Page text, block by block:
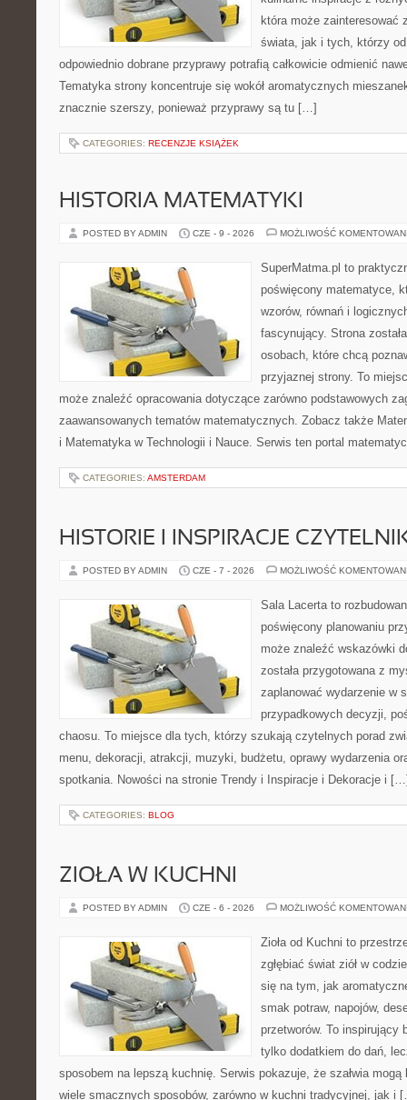
która może zainteresować
świata, jak i tych, którzy
odpowiednio dobrane przyprawy potrafią całkowicie odmienić
Tematyka strony koncentruje się wokół aromatycznych
znacznie szerszy, ponieważ przyprawy są tu […]
CATEGORIES: RECENZJE KSIĄŻEK
HISTORIA MATEMATYKI
POSTED BY ADMIN CZE - 9 - 2026 MOŻLIWOŚĆ
SuperMatma.pl to
poświęcony matematyce,
wzorów, równań i
fascynujący. Strona
osobach, które chcą
przyjaznej strony. To
może znaleźć opracowania dotyczące zarówno podstawowych
zaawansowanych tematów matematycznych. Zobacz także
i Matematyka w Technologii i Nauce. Serwis ten portal
CATEGORIES: AMSTERDAM
HISTORIE I INSPIRACJE
POSTED BY ADMIN CZE - 7 - 2026 MOŻLIWOŚĆ
Sala Lacerta to
poświęcony planowaniu
może znaleźć wskazówki
została przygotowana z
zaplanować wydarzenie w
przypadkowych decyzji,
chaosu. To miejsce dla tych, którzy szukają czytelnych porad
menu, dekoracji, atrakcji, muzyki, budżetu, oprawy wydarzenia
spotkania. Nowości na stronie Trendy i Inspiracje i Dekoracje i
CATEGORIES: BLOG
ZIOŁA W KUCHNI
POSTED BY ADMIN CZE - 6 - 2026 MOŻLIWOŚĆ
Zioła od Kuchni to
zgłębiać świat ziół w
się na tym, jak
smak potraw, napojów,
przetworów. To inspirujący
tylko dodatkiem do dań,
sposobem na lepszą kuchnię. Serwis pokazuje, że szałwia
wiele smacznych sposobów, zarówno w kuchni tradycyjnej, jak i